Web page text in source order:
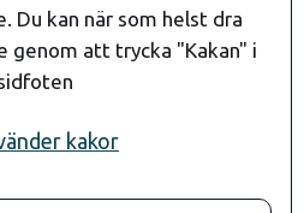
Du kan när som helst dra
genom att trycka "Kakan" i
kakor